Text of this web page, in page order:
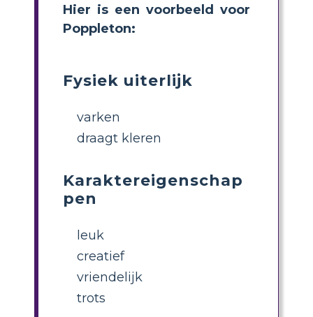
Hier is een voorbeeld voor
Poppleton:
Fysiek uiterlijk
varken
draagt ​​kleren
Karaktereigenschap
pen
leuk
creatief
vriendelijk
trots